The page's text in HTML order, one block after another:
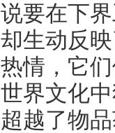
要在下
生动反
情，它
界文化
越了物